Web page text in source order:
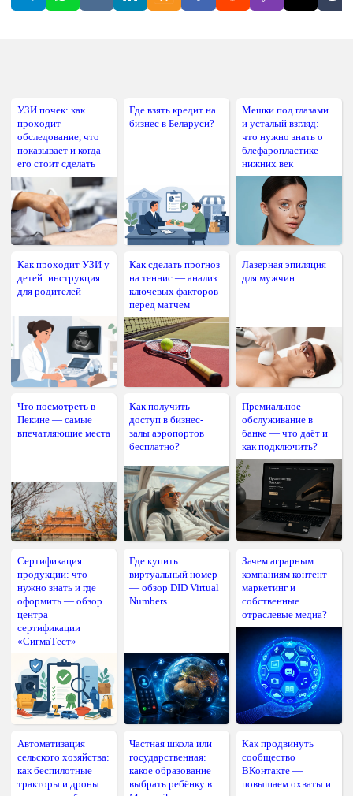
УЗИ почек: как
проходит
обследование, что
показывает и когда
его стоит сделать
Где взять кредит на
бизнес в Беларуси?
Мешки под глазами
и усталый взгляд:
что нужно знать о
блефаропластике
нижних век
Как проходит УЗИ у
детей: инструкция
для родителей
Как сделать прогноз
на теннис — анализ
ключевых факторов
перед матчем
Лазерная эпиляция
для мужчин
Что посмотреть в
Пекине — самые
впечатляющие места
Как получить
доступ в бизнес-
залы аэропортов
бесплатно?
Премиальное
обслуживание в
банке — что даёт и
как подключить?
Сертификация
продукции: что
нужно знать и где
оформить — обзор
центра
сертификации
«СигмаТест»
Где купить
виртуальный номер
— обзор DID Virtual
Numbers
Зачем аграрным
компаниям контент-
маркетинг и
собственные
отраслевые медиа?
Автоматизация
сельского хозяйства:
как беспилотные
тракторы и дроны
Частная школа или
государственная:
какое образование
выбрать ребёнку в
Как продвинуть
сообщество
ВКонтакте —
повышаем охваты и